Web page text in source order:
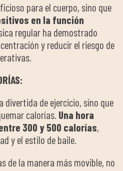
para el cuerpo, sino que
en la función
regular ha demostrado
y reducir el riesgo de
divertida de ejercicio, sino que
calorías. Una hora
300 y 500 calorías,
y el estilo de baile.
de la manera más movible, no